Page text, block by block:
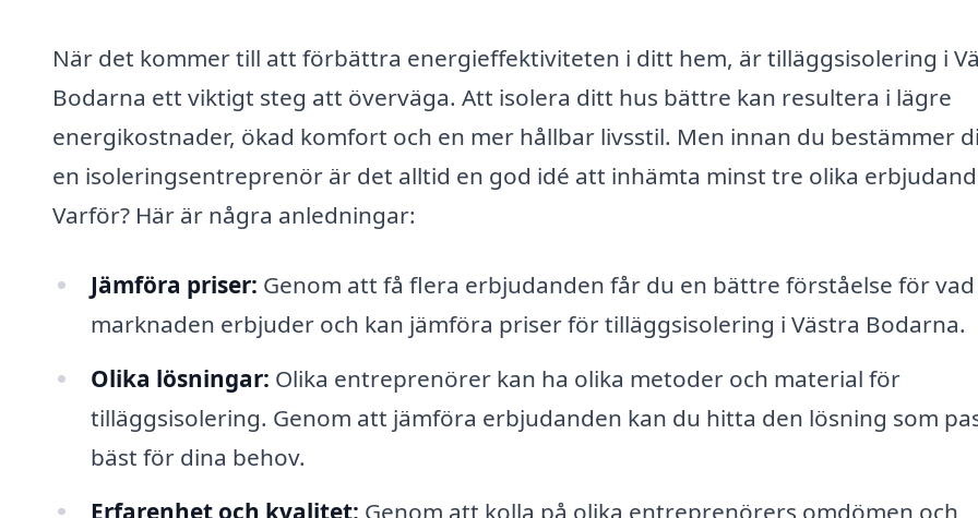
När det kommer till att förbättra energieffektiviteten i ditt hem, är tilläggsisolering i
Bodarna ett viktigt steg att överväga. Att isolera ditt hus bättre kan resultera i lägre
energikostnader, ökad komfort och en mer hållbar livsstil. Men innan du bestämmer
en isoleringsentreprenör är det alltid en god idé att inhämta minst tre olika
Varför? Här är några anledningar:
Jämföra priser: Genom att få flera erbjudanden får du en bättre förståelse för vad
marknaden erbjuder och kan jämföra priser för tilläggsisolering i Västra Bodarna.
Olika lösningar: Olika entreprenörer kan ha olika metoder och material för
tilläggsisolering. Genom att jämföra erbjudanden kan du hitta den lösning som
bäst för dina behov.
Erfarenhet och kvalitet: Genom att kolla på olika entreprenörers omdömen och